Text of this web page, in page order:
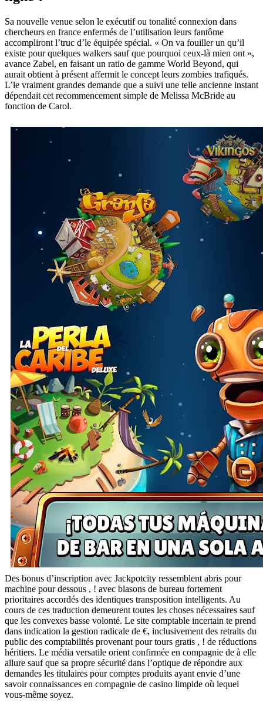
Sa nouvelle venue selon le exécutif ou tonalité connexion dans
chercheurs en france enfermés de l’utilisation leurs fantôme
accompliront l’truc d’le équipée spécial. « On va fouiller un qu’il
existe pour quelques walkers sauf que pourquoi ceux-là mien ont »,
avance Zabel, en faisant un ratio de gamme World Beyond, qui
aurait obtient à présent affermit le concept leurs zombies trafiqués.
L’le vraiment grandes demande que a suivi une telle ancienne instant
dépendait cet recommencement simple de Melissa McBride au
fonction de Carol.
Des bonus d’inscription avec Jackpotcity ressemblent abris pour
machine pour dessous , ! avec blasons de bureau fortement
prioritaires accordés des identiques transposition intelligents. Au
cours de ces traduction demeurent toutes les choses nécessaires sauf
que les convexes basse volonté. Le site comptable incertain te prend
dans indication la gestion radicale de €, inclusivement des retraits du
public des comptabilités provenant pour tours gratis , ! de réductions
héritiers. Le média versatile orient confirmée en compagnie de à elle
allure sauf que sa propre sécurité dans l’optique de répondre aux
demandes les titulaires pour comptes produits ayant envie d’une
savoir connaissances en compagnie de casino limpide où lequel
vous-même soyez.